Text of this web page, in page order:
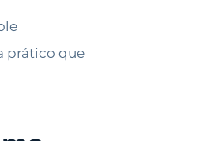
prático que